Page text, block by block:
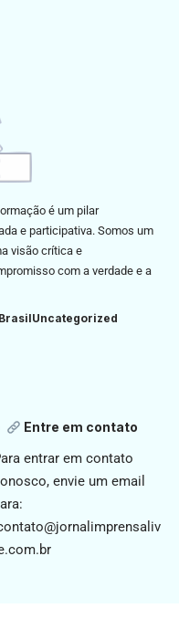
é um pilar
e participativa. Somos um
visão crítica e
com a verdade e a
BrasilUncategorized
Entre em contato
entrar em contato
envie um email